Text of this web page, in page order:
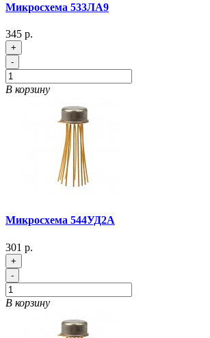
Микросхема 533ЛА9
345 р.
+
-
В корзину
Микросхема 544УД2А
301 р.
+
-
В корзину